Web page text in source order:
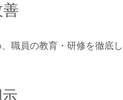
職員の教育・研修を徹底